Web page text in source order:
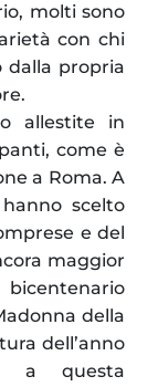
molti sono
con chi
dalla propria
allestite in
come è
a Roma. A
scelto
e del
maggior
della
dell’anno
a questa